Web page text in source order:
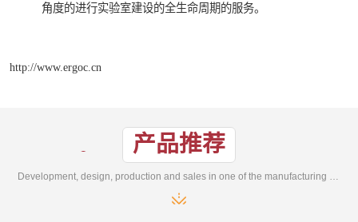
角度的进行实验室建设的全生命周期的服务。
http://www.ergoc.cn
产品推荐
Development, design, production and sales in one of the manufacturing enterprises